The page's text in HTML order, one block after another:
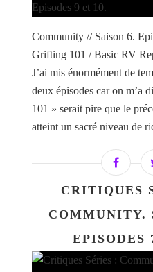
Community // Saison 6.
Grifting 101 / Basic RV
J’ai mis énormément de
deux épisodes car on m’a
101 » serait pire que le
atteint un sacré niveau de
CRITIQUES
COMMUNITY.
EPISODES